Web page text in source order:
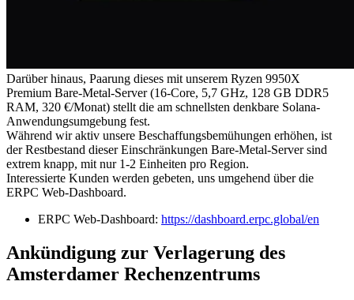
Darüber hinaus, Paarung dieses mit unserem Ryzen 9950X
Premium Bare-Metal-Server (16-Core, 5,7 GHz, 128 GB DDR5
RAM, 320 €/Monat) stellt die am schnellsten denkbare Solana-
Anwendungsumgebung fest.
Während wir aktiv unsere Beschaffungsbemühungen erhöhen, ist
der Restbestand dieser Einschränkungen Bare-Metal-Server sind
extrem knapp, mit nur 1-2 Einheiten pro Region.
Interessierte Kunden werden gebeten, uns umgehend über die
ERPC Web-Dashboard.
ERPC Web-Dashboard: https://dashboard.erpc.global/en
Ankündigung zur Verlagerung des
Amsterdamer Rechenzentrums